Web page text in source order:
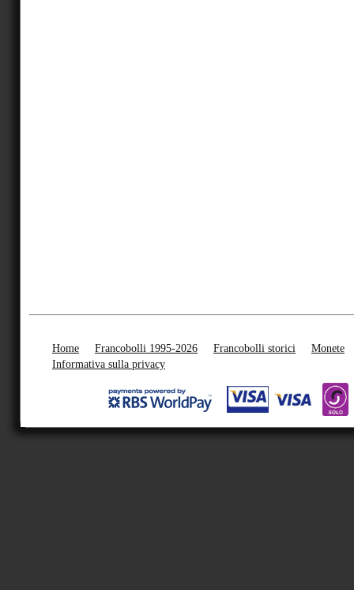
Home Francobolli 1995-2026 Francobolli storici
Monete
Informativa sulla privacy